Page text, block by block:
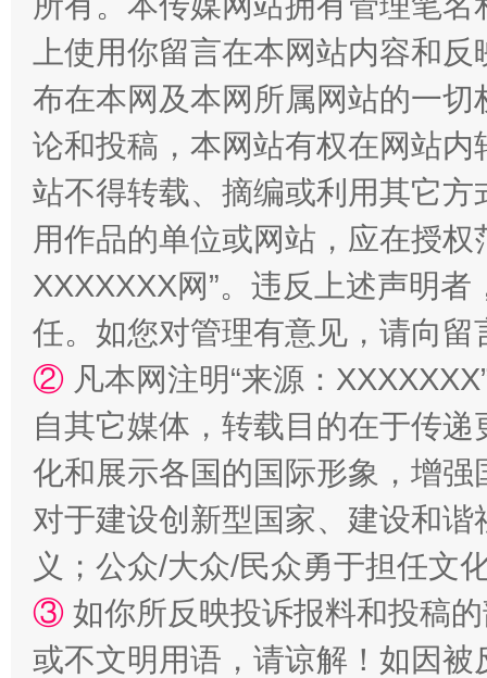
镜头丨大暑三秋近 山西：
如何以同查同治破解风腐交织难题 养老服
上使用你留言在本网站内容和
布在本网及本网所属网站的一
论和投稿，本网站有权在网站
站不得转载、摘编或利用其它
用作品的单位或网站，应在授
XXXXXXX网”。违反上述声明
任。如您对管理有意见，请向
② 凡本网注明“来源：
自其它媒体，转载目的在于传
化和展示各国的国际形象，增
对于建设创新型国家、建设和
义；公众/大众/民众勇于担任文
③ 如你所反映投诉报料和投稿
或不文明用语，请谅解！如因